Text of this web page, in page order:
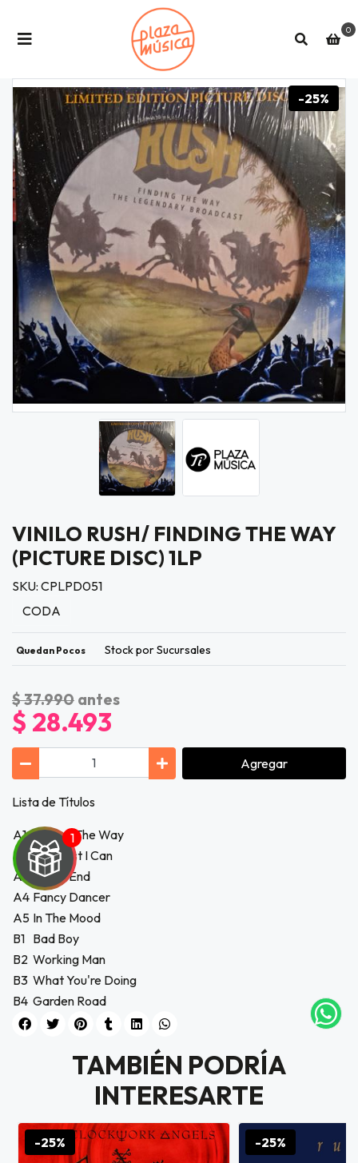
correo
0
-25%
VINILO RUSH/ FINDING THE WAY
(PICTURE DISC) 1LP
SKU: CPLPD051
CODA
Quedan Pocos Stock por Sucursales
$ 37.990 antes
$ 28.493
Agregar
Lista de Títulos
A1 Finding The Way
A2 The Best I Can
A3 In The End
A4 Fancy Dancer
A5 In The Mood
B1 Bad Boy
B2 Working Man
B3 What You're Doing
B4 Garden Road
TAMBIÉN PODRÍA
INTERESARTE
-25% -25%